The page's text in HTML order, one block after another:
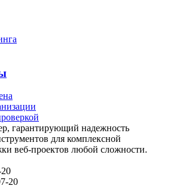
гарантирующий надежность
для комплексной
веб-проектов любой сложности.
20